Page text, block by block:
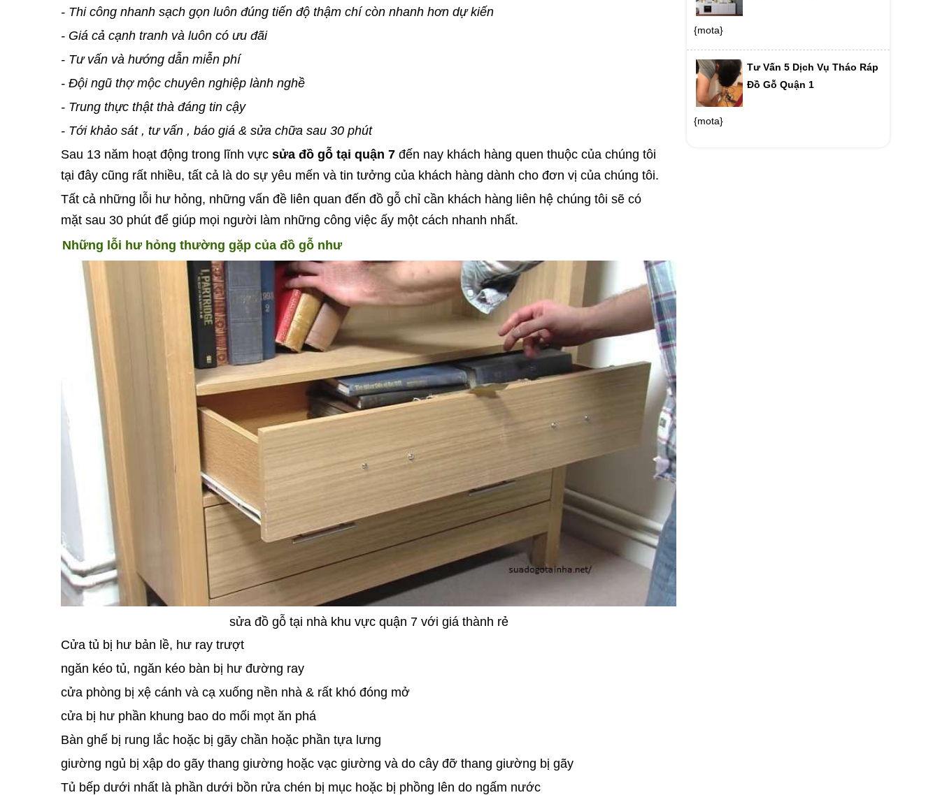
- Thi công nhanh sạch gọn luôn đúng tiến độ thậm chí còn nhanh hơn dự kiến
- Giá cả cạnh tranh và luôn có ưu đãi
- Tư vấn và hướng dẫn miễn phí
- Đội ngũ thợ mộc chuyên nghiệp lành nghề
- Trung thực thật thà đáng tin cậy
- Tới khảo sát , tư vấn , báo giá & sửa chữa sau 30 phút
Sau 13 năm hoạt động trong lĩnh vực sửa đồ gỗ tại quận 7 đến nay khách hàng quen thuộc của chúng tôi
tại đây cũng rất nhiều, tất cả là do sự yêu mến và tin tưởng của khách hàng dành cho đơn vị của chúng tôi.
Tất cả những lỗi hư hỏng, những vấn đề liên quan đến đồ gỗ chỉ cần khách hàng liên hệ chúng tôi sẽ có
mặt sau 30 phút để giúp mọi người làm những công việc ấy một cách nhanh nhất.
Những lỗi hư hỏng thường gặp của đồ gỗ như
sửa đồ gỗ tại nhà khu vực quận 7 với giá thành rẻ
Cửa tủ bị hư bản lề, hư ray trượt
ngăn kéo tủ, ngăn kéo bàn bị hư đường ray
cửa phòng bị xệ cánh và cạ xuống nền nhà & rất khó đóng mở
cửa bị hư phần khung bao do mối mọt ăn phá
Bàn ghế bị rung lắc hoặc bị gãy chần hoặc phần tựa lưng
giường ngủ bị xập do gãy thang giường hoặc vạc giường và do cây đỡ thang giường bị gãy
Tủ bếp dưới nhất là phần dưới bồn rửa chén bị mục hoặc bị phồng lên do ngấm nước
{mota}
Tư Vấn 5 Dịch Vụ Tháo Ráp
Đồ Gỗ Quận 1
{mota}